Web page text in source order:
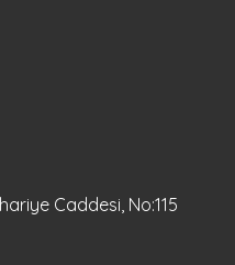
Caddesi, No:115